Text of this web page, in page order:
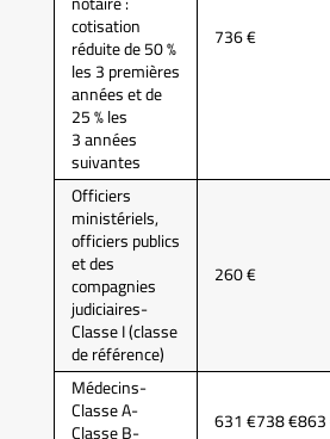
cotisation
réduite de 50 %
les 3 premières
années et de
25 % les
3 années
suivantes
736 €
Officiers
ministériels,
officiers publics
et des
compagnies
judiciaires-
Classe I (classe
de référence)
260 €
Médecins-
Classe A- 631 €738